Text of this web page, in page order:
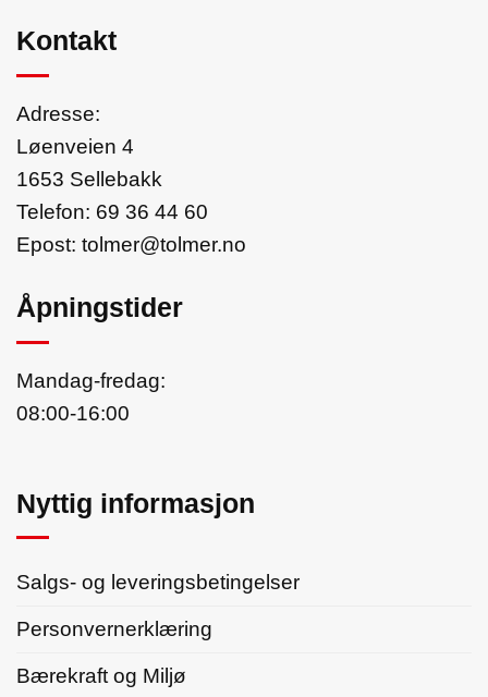
Kontakt
Adresse:
Løenveien 4
1653 Sellebakk
Telefon: 69 36 44 60
Epost: tolmer@tolmer.no
Åpningstider
Mandag-fredag:
08:00-16:00
Nyttig informasjon
Salgs- og leveringsbetingelser
Personvernerklæring
Bærekraft og Miljø